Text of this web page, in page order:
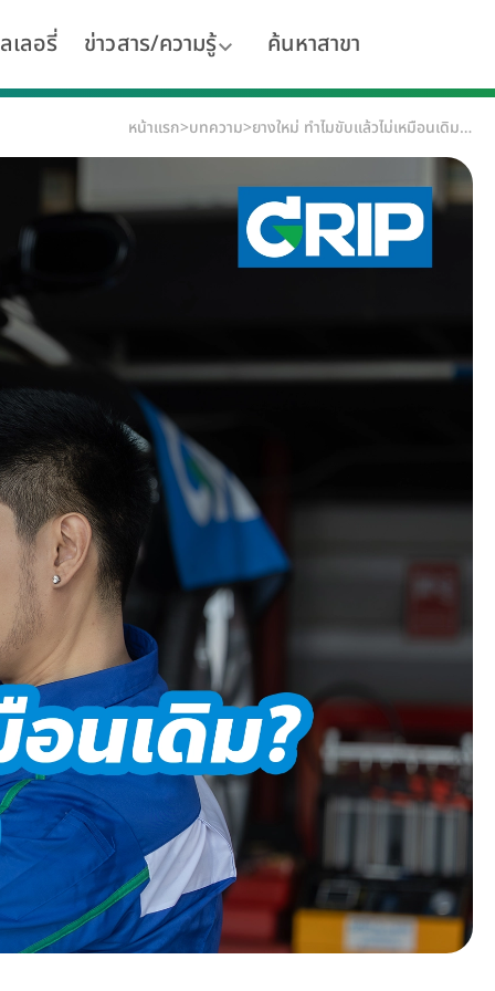
เลอรี่ ข่าวสาร/ความรู้ ค้นหาสาขา
หน้าแรก>บทความ> ยางใหม่ ทำไมขับแล้วไม่เหมือนเดิม? เรื่องที่หลายคนเพิ่งรู้หลังเปลี่ยนยาง